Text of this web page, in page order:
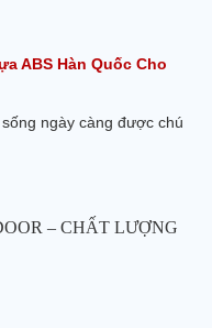
ABS Hàn Quốc Cho
ngày càng được chú